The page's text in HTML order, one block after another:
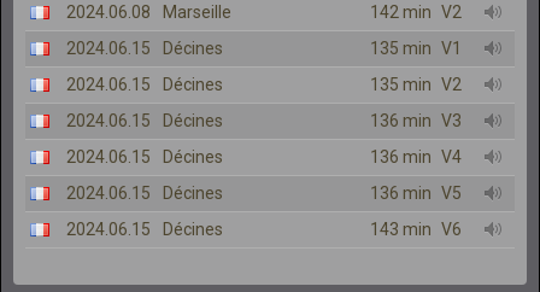
2024.06.08
Marseille 142 min V2
2024.06.15
Décines 135 min V1
2024.06.15
Décines 135 min V2
2024.06.15
Décines 136 min V3
2024.06.15
Décines 136 min V4
2024.06.15
Décines 136 min V5
2024.06.15
Décines 143 min V6